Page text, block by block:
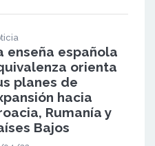
enseña española
orienta
planes de
hacia
Rumanía y
Bajos